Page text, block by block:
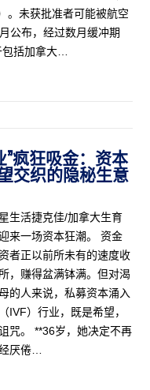
。未获批准者可能被航空
公布，经过数月缓冲期
括加拿大…
”疯狂吸金：资本
交织的隐秘生意
生活捷克佳/加拿大生育
来一场资本狂潮。 资金
者正以前所未有的速度收
，赚得盆满钵满。但对渴
的人来说，私募资本涌入
IVF）行业，既是希望，
咒。 **36岁，她决定不再
厌倦…